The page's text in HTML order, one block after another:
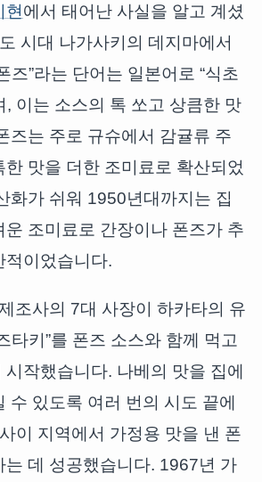
현에서 태어난 사실을 알고 계셨
시대 나가사키의 데지마에서
즈”라는 단어는 일본어로 “식초
, 이는 소스의 톡 쏘고 상큼한 맛
즈는 주로 규슈에서 감귤류 주
맛을 더한 조미료로 확산되었
화가 쉬워 1950년대까지는 집
운 조미료로 간장이나 폰즈가 추
적이었습니다.
조사의 7대 사장이 하카타의 유
타키”를 폰즈 소스와 함께 먹고
작했습니다. 나베의 맛을 집에
수 있도록 여러 번의 시도 끝에
이 지역에서 가정용 맛을 낸 폰
는 데 성공했습니다. 1967년 가